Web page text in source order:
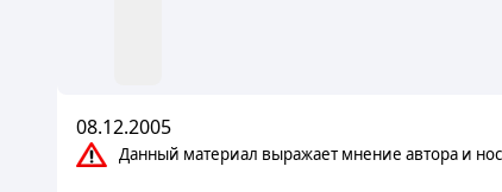
08.12.2005
Данный материал выражает мнение автора и